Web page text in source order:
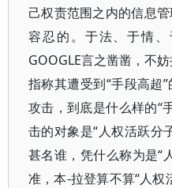
己权责范围之内的信息
容忍的。于法、于情
GOOGLE言之凿凿，不
指称其遭受到“手段高超
攻击，到底是什么样的“
击的对象是“人权活跃分
甚名谁，凭什么称为是“
准，本-拉登算不算“人权